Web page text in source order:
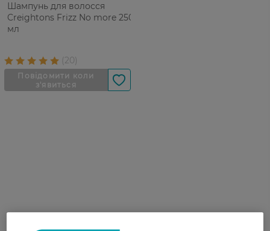
Шампунь для волосся
Creightons Frizz No more 250
мл